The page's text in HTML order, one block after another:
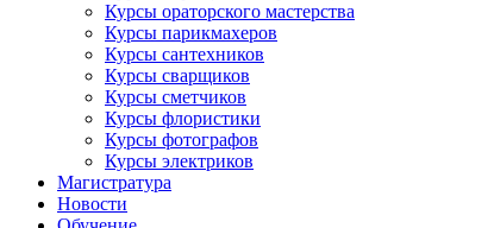
Курсы ораторского мастерства
Курсы парикмахеров
Курсы сантехников
Курсы сварщиков
Курсы сметчиков
Курсы флористики
Курсы фотографов
Курсы электриков
Магистратура
Новости